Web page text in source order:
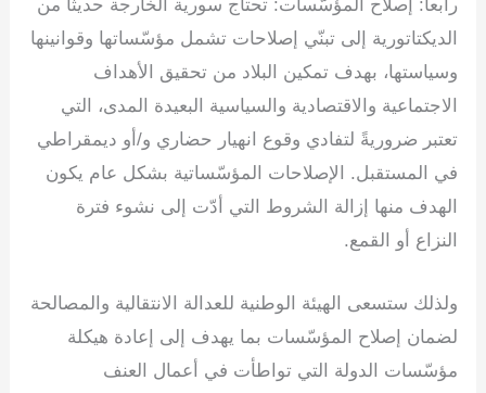
رابعاً: إصلاح المؤسّسات: تحتاج سورية الخارجة حديثاً من
الديكتاتورية إلى تبنّي إصلاحات تشمل مؤسّساتها وقوانينها
وسياستها، بهدف تمكين البلاد من تحقيق الأهداف
الاجتماعية والاقتصادية والسياسية البعيدة المدى، التي
تعتبر ضروريةً لتفادي وقوع انهيار حضاري و/أو ديمقراطي
في المستقبل. الإصلاحات المؤسّساتية بشكل عام يكون
الهدف منها إزالة الشروط التي أدّت إلى نشوء فترة
النزاع أو القمع.
ولذلك ستسعى الهيئة الوطنية للعدالة الانتقالية والمصالحة
لضمان إصلاح المؤسّسات بما يهدف إلى إعادة هيكلة
مؤسّسات الدولة التي تواطأت في أعمال العنف